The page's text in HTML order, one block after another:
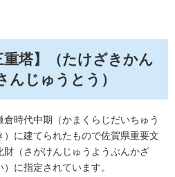
重塔】（たけざきかん
んじゅうとう）
倉時代中期（かまくらじだいちゅう
）に建てられたもので佐賀県重要文
財（さがけんじゅうようぶんかざ
）に指定されています。